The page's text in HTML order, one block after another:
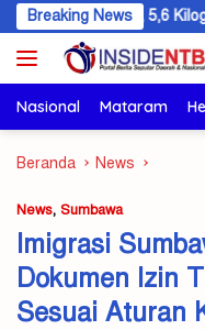
Langsung
ke
konten
Breaking News
KSB, 5,6 Kilogram
Nasional Mataram
Beranda News
News, Sumbawa
Imigrasi
Dokumen Izin
Sesuai Aturan